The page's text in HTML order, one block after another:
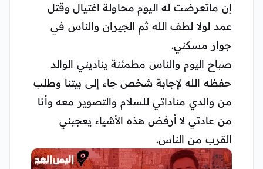
إن ماتعرضت له اليوم محاولة اغتيال وقتل
عمد لولا لطف الله ثم الجيران والناس في
جوار مسكني.
صباح اليوم والناس مطمئنة يناديني الوالد
حفظه الله لإجابة شخص جاء إلى بيتنا وطلب
من والدي مناداتي للسلام والتصوير معه وأنا
من عادتي لا أرفض هذه الأشياء يعجبني
القرب من الناس.